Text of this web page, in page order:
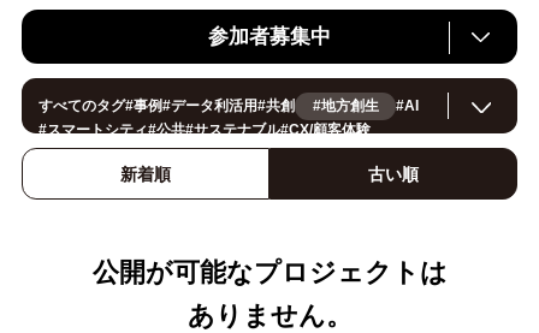
参加者募集中
すべてのタグ#事例#データ利活用#共創 #地方創生 #AI
#スマートシティ#公共#サステナブル#CX/顧客体験
#ヘルスケア#環境・エネルギー#働き方改革
イノベーション#IoT
スマートファクトリー
新着順 古い順
公開が可能なプロジェクトは
ありません。